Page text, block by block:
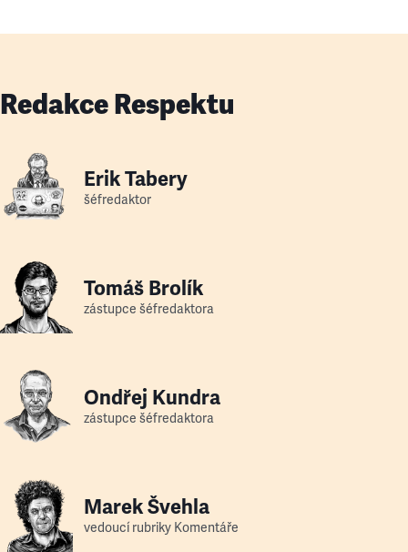
Redakce Respektu
Erik Tabery
šéfredaktor
Tomáš Brolík
zástupce šéfredaktora
Ondřej Kundra
zástupce šéfredaktora
Marek Švehla
vedoucí rubriky Komentáře